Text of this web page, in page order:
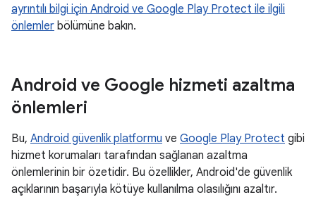
ayrıntılı bilgi için Android ve Google Play Protect ile ilgili
önlemler bölümüne bakın.
Android ve Google hizmeti azaltma
önlemleri
Bu, Android güvenlik platformu ve Google Play Protect gibi
hizmet korumaları tarafından sağlanan azaltma
önlemlerinin bir özetidir. Bu özellikler, Android'de güvenlik
açıklarının başarıyla kötüye kullanılma olasılığını azaltır.